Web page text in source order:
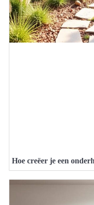
Hoe creëer je een